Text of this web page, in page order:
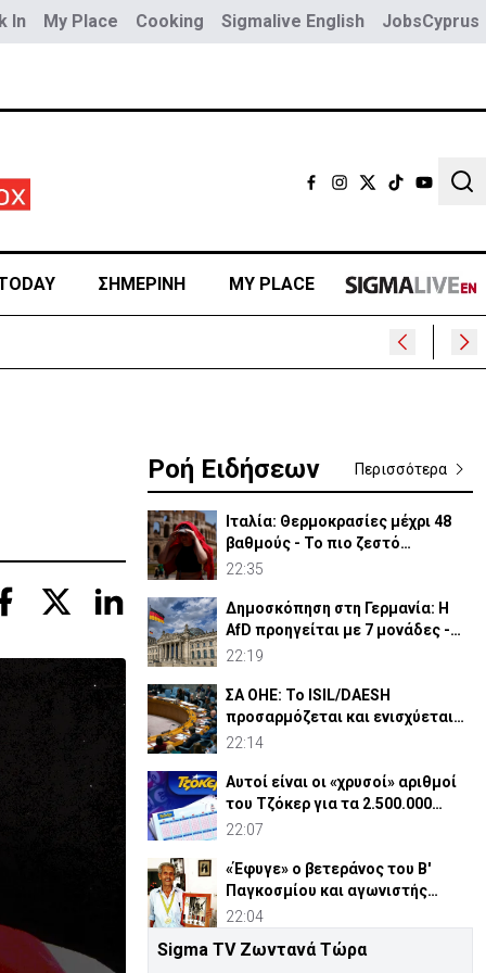
In My Place Cooking Sigmalive English JobsCyprus
ΣΗΜΕΡΙΝΗ MY PLACE
Ροή Ειδήσεων Περισσότερα
Ιταλία: Θερμοκρασίες μέχρι 48
βαθμούς - Το πιο ζεστό
καλοκαίρι των 100 χρόνων
22:35
Δημοσκόπηση στη Γερμανία: Η
AfD προηγείται με 7 μονάδες -
Διεύρυνε τη διαφορά
22:19
ΣΑ ΟΗΕ: Το ISIL/DAESH
προσαρμόζεται και ενισχύεται
στην Αφρική - Πώς απειλεί
22:14
Αυτοί είναι οι «χρυσοί» αριθμοί
του Τζόκερ για τα 2.500.000
ευρώ
22:07
«Έφυγε» ο βετεράνος του Β'
Παγκοσμίου και αγωνιστής
ΕΟΚΑ, Παύλος Μ. Κασάπης
22:04
«Όχι» 9 χωρών σε ισχυρισμό
Sigma TV Ζωντανά Τώρα